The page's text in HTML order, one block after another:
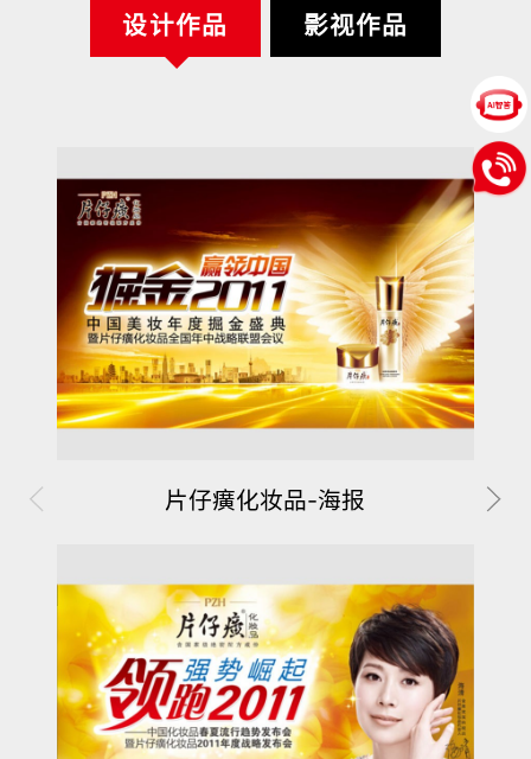
设计作品 影视作品
片仔癀化妆品-海报